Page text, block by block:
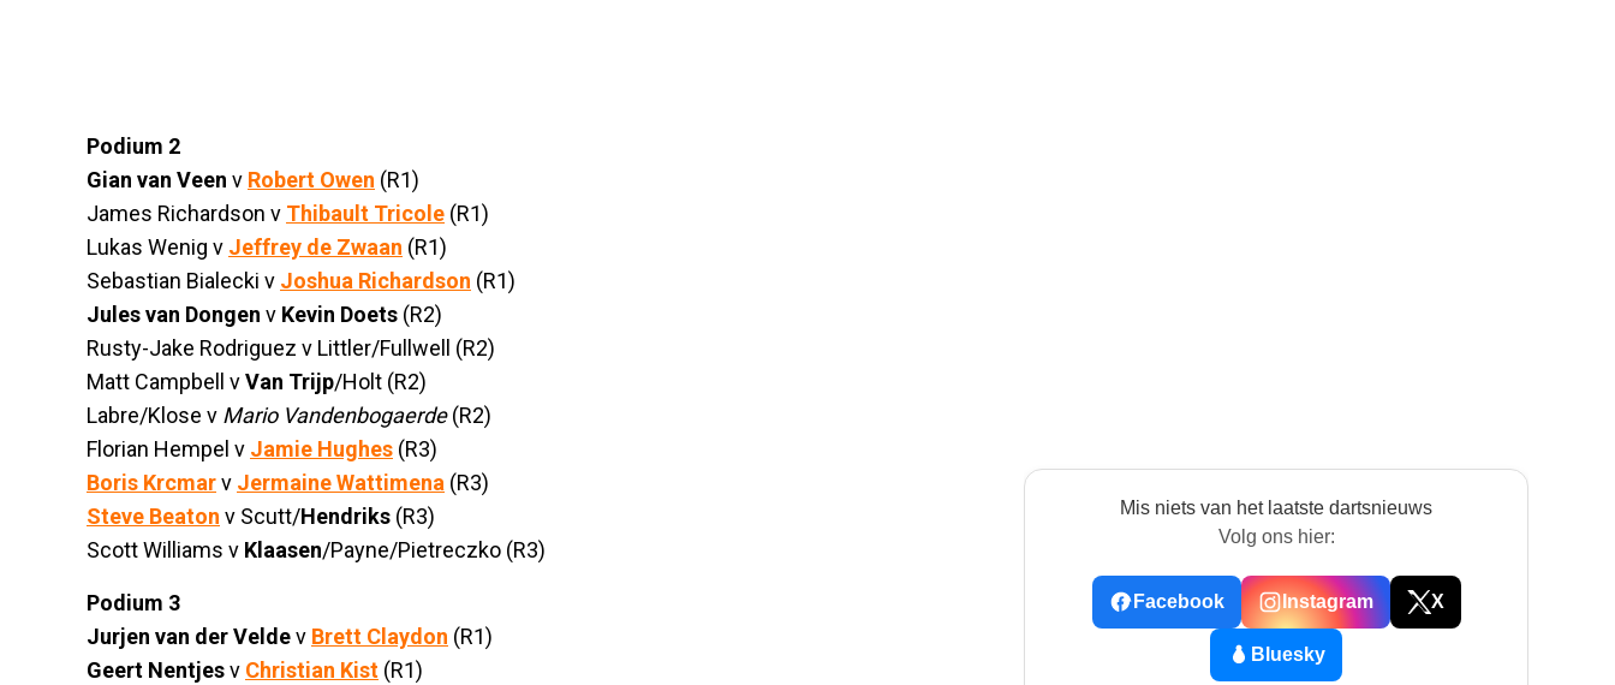
Podium 2
Gian van Veen v Robert Owen (R1)
James Richardson v Thibault Tricole (R1)
Lukas Wenig v Jeffrey de Zwaan (R1)
Sebastian Bialecki v Joshua Richardson (R1)
Jules van Dongen v Kevin Doets (R2)
Rusty-Jake Rodriguez v Littler/Fullwell (R2)
Matt Campbell vVan Trijp/Holt (R2)
Labre/Klose v Mario Vandenbogaerde(R2)
Florian Hempel v Jamie Hughes (R3)
Boris Krcmarv Jermaine Wattimena (R3)
Steve Beaton v Scutt/Hendriks (R3)
Scott Williams v Klaasen/Payne/Pietreczko (R3)
Podium 3
Jurjen van der Veldev Brett Claydon (R1)
Geert Nentjesv Christian Kist (R1)
Mis niets van het laatste dartsnieuws
Volg ons hier:
Facebook Instagram X
Bluesky